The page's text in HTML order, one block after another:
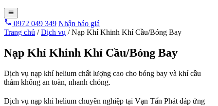
0972 049 349 Nhận báo giá
Trang chủ / Dịch vụ / Nạp Khí Khinh Khí Cầu/Bóng Bay
Nạp Khí Khinh Khí Cầu/Bóng Bay
Dịch vụ nạp khí helium chất lượng cao cho bóng bay và khí cầu
thám không an toàn, nhanh chóng.
Dịch vụ nạp khí helium chuyên nghiệp tại Vạn Tấn Phát đáp ứng